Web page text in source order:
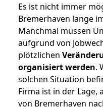
Es ist nicht immer
Bremerhaven lange
Manchmal müssen
aufgrund von
plötzlichen
organisiert werden.
solchen Situation
Firma ist in der
von Bremerhaven